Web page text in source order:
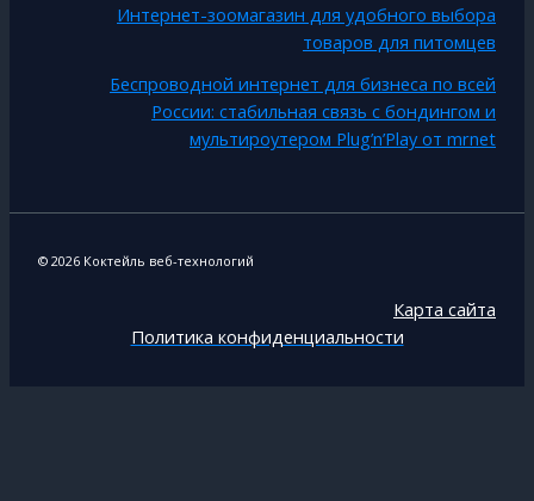
Интернет-зоомагазин для удобного выбора
товаров для питомцев
Беспроводной интернет для бизнеса по всей
России: стабильная связь с бондингом и
мультироутером Plug’n’Play от mrnet
© 2026 Коктейль веб-технологий
Карта сайта
Политика конфиденциальности